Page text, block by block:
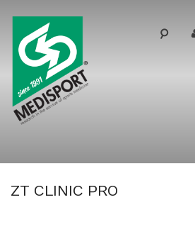
ZT CLINIC PRO